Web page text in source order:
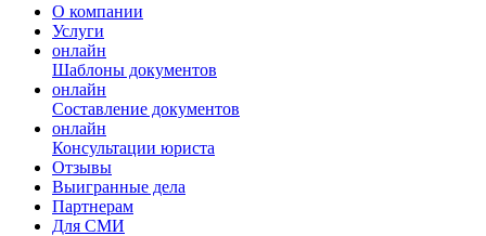
О компании
Услуги
онлайн
Шаблоны документов
онлайн
Составление документов
онлайн
Консультации юриста
Отзывы
Выигранные дела
Партнерам
Для СМИ